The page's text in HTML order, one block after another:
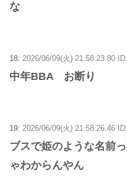
な
18: 2026/06/09(火) 21:58:23.80
中年BBA お断り
19: 2026/06/09(火) 21:58:26.46
ブスで姫のような名前
ゃわからんやん